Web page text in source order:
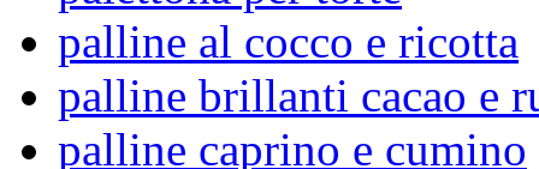
palline al cocco e ricotta
palline brillanti cacao e
palline caprino e cumino